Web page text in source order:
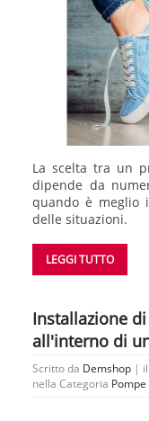
La scelta tra un
dipende da
quando è meglio
delle situazioni.
LEGGI TUTTO
Installazione
all'interno di
Scritto da Demshop |
nella Categoria Pompe